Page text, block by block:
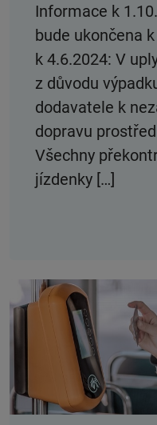
Informace k
bude ukončena
k 4.6.2024: V
z důvodu
dodavatele k
dopravu
Všechny
jízdenky […]